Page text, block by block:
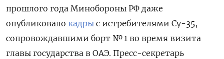
прошлого года Минобороны РФ даже
опубликовало кадры с истребителями Су-35,
сопровождавшими борт № 1 во время визита
главы государства в ОАЭ. Пресс-секретарь